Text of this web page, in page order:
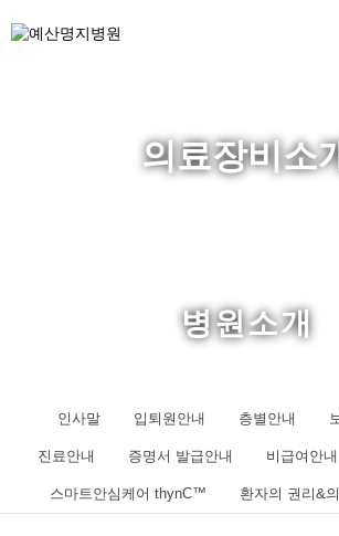
의료장비소
병원소개
인사말 입퇴원안내 층별안내
진료안내 증명서 발급안내 비급여안내
스마트안심케어 thynC™ 환자의 권리&